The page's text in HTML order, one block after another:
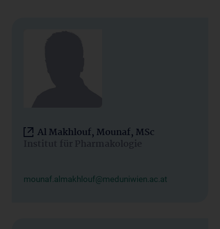
Al Makhlouf, Mounaf, MSc
Institut für Pharmakologie
mounaf.almakhlouf@meduniwien.ac.at